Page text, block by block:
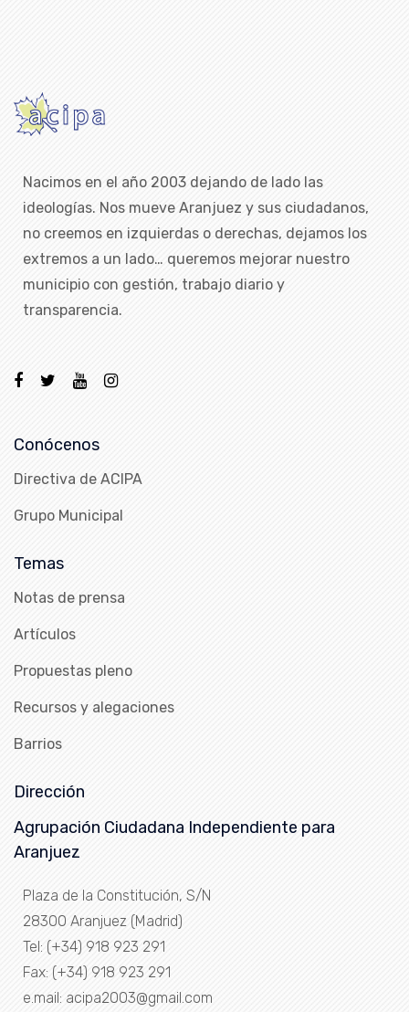
Nacimos en el año 2003 dejando de lado las
ideologías. Nos mueve Aranjuez y sus ciudadanos,
no creemos en izquierdas o derechas, dejamos los
extremos a un lado… queremos mejorar nuestro
municipio con gestión, trabajo diario y
transparencia.
Conócenos
Directiva de ACIPA
Grupo Municipal
Temas
Notas de prensa
Artículos
Propuestas pleno
Recursos y alegaciones
Barrios
Dirección
Agrupación Ciudadana Independiente para
Aranjuez
Plaza de la Constitución, S/N
28300 Aranjuez (Madrid)
Tel: (+34) 918 923 291
Fax: (+34) 918 923 291
e.mail: acipa2003@gmail.com